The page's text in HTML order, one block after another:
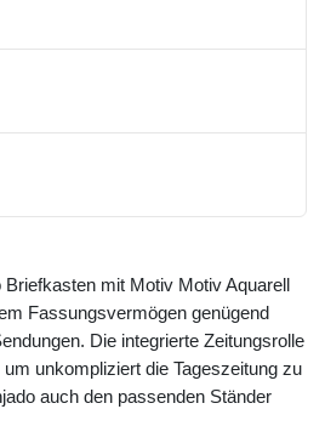
Briefkasten mit Motiv Motiv Aquarell
Fassungsvermögen genügend
Die integrierte Zeitungsrolle
unkompliziert die Tageszeitung zu
auch den passenden Ständer